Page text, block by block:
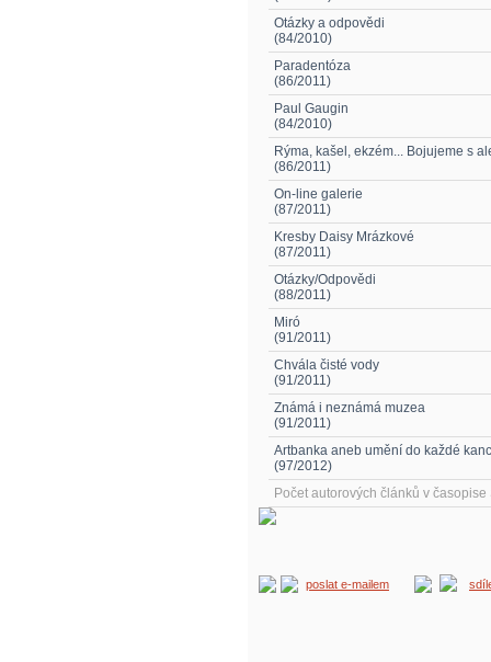
Otázky a odpovědi
(84/2010)
Paradentóza
(86/2011)
Paul Gaugin
(84/2010)
Rýma, kašel, ekzém... Bojujeme s
(86/2011)
On-line galerie
(87/2011)
Kresby Daisy Mrázkové
(87/2011)
Otázky/Odpovědi
(88/2011)
Miró
(91/2011)
Chvála čisté vody
(91/2011)
Známá i neznámá muzea
(91/2011)
Artbanka aneb umění do každé
(97/2012)
Počet autorových článků v časopise
poslat e-mailem